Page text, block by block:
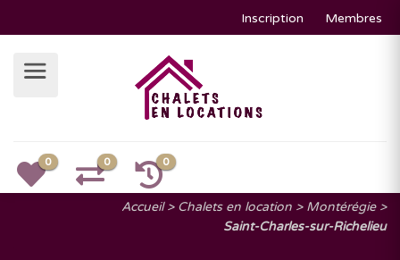
Inscription Membres
0 0 0
Accueil Chalets en location
Montérégie
Saint-Charles-sur-Richelieu